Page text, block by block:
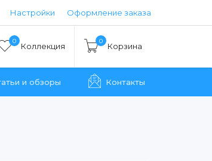
Настройки Оформление заказа
0
Корзина
0
Коллекция
и обзоры Контакты